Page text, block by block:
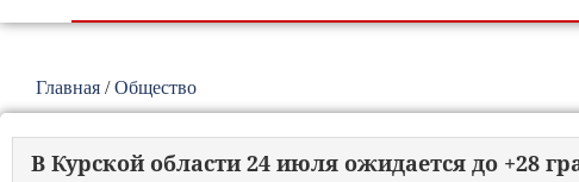
Главная /Общество
В Курской области 24 июля ожидается до +28